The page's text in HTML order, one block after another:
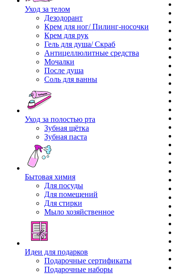
Уход за телом
Дезодорант
Крем для ног/ Пилинг-носочки
Крем для рук
Гель для душа/ Скраб
Антицеллюлитные средства
Мочалки
После душа
Соль для ванны
Уход за полостью рта
Зубная щётка
Зубная паста
Бытовая химия
Для посуды
Для помещений
Для стирки
Мыло хозяйственное
Идеи для подарков
Подарочные сертификаты
Подарочные наборы